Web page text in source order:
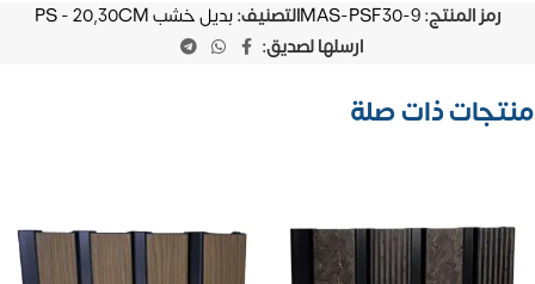
رمز المنتج:MAS-PSF30-9التصنيف:بديل خشب PS - 20,30CM
ارسلها لصديق:
منتجات ذات صلة